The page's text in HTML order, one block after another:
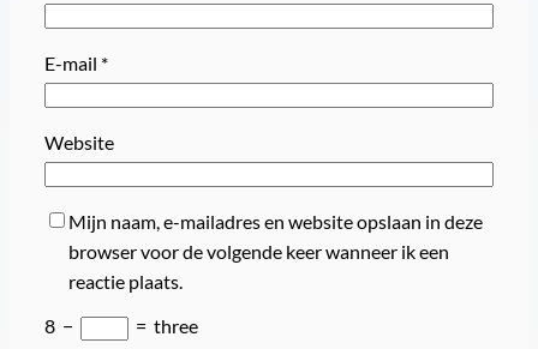
E-mail *
Website
Mijn naam, e-mailadres en website opslaan in deze
browser voor de volgende keer wanneer ik een
reactie plaats.
8 − = three